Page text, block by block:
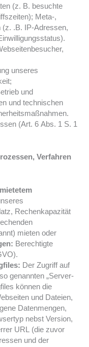
(z. B. besuchte
Meta-,
(z. .B. IP-Adressen,
unseres
und
und technischen
(Art. 6 Abs. 1 S. 1
Verfahren
Rechenkapazität
mieten oder
Berechtigte
Der Zugriff auf
genannten „Server-
können die
und Dateien,
Datenmengen,
nebst Version,
URL (die zuvor
und der